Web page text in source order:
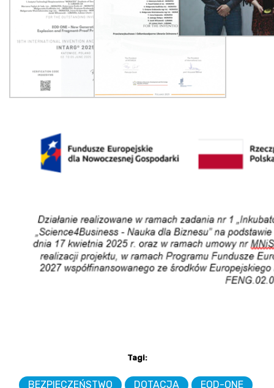
Tagi:
BEZPIECZEŃSTWO DOTACJA EOD-ONE